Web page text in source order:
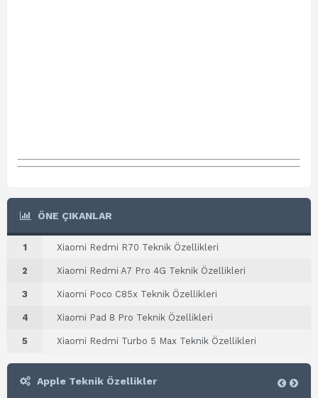
ÖNE ÇIKANLAR
1 Xiaomi Redmi R70 Teknik Özellikleri
2 Xiaomi Redmi A7 Pro 4G Teknik Özellikleri
3 Xiaomi Poco C85x Teknik Özellikleri
4 Xiaomi Pad 8 Pro Teknik Özellikleri
5 Xiaomi Redmi Turbo 5 Max Teknik Özellikleri
Apple Teknik Özellikler